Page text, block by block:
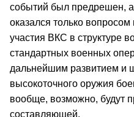
событий был предрешен, а
оказался только
участия ВКС в структуре
стандартных военных
дальнейшим развитием и
высокоточного оружия
вообще, возможно, будут
составляющей.